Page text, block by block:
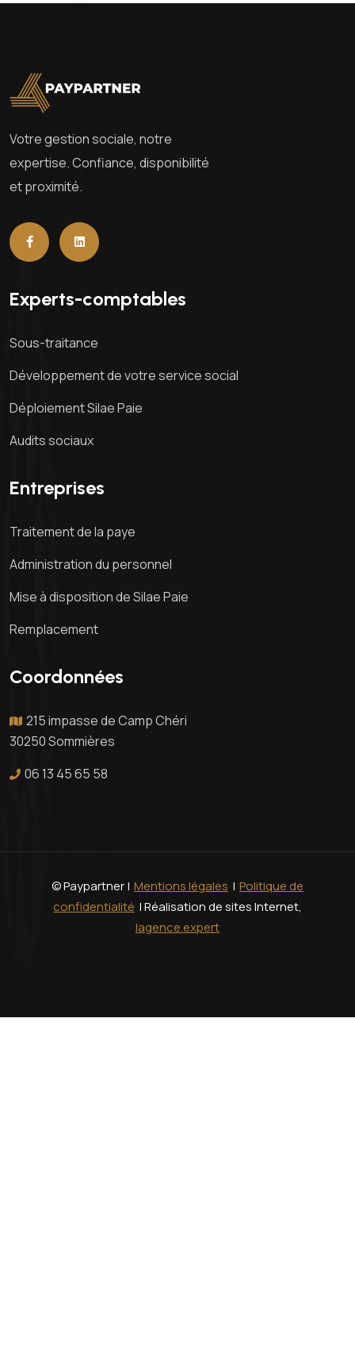
Votre gestion sociale, notre
expertise. Confiance, disponibilité
et proximité.
Experts-comptables
Sous-traitance
Développement de votre service social
Déploiement Silae Paie
Audits sociaux
Entreprises
Traitement de la paye
Administration du personnel
Mise à disposition de Silae Paie
Remplacement
Coordonnées
215 impasse de Camp Chéri
30250 Sommières
06 13 45 65 58
© Paypartner | Mentions légales | Politique de
confidentialité | Réalisation de sites Internet,
lagence.expert